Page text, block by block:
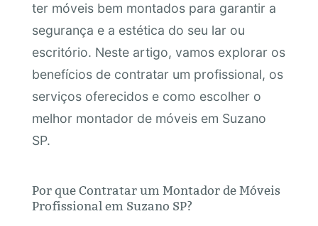
ter móveis bem montados para garantir a
segurança e a estética do seu lar ou
escritório. Neste artigo, vamos explorar os
benefícios de contratar um profissional, os
serviços oferecidos e como escolher o
melhor montador de móveis em Suzano
SP.
Por que Contratar um Montador de Móveis
Profissional em Suzano SP?